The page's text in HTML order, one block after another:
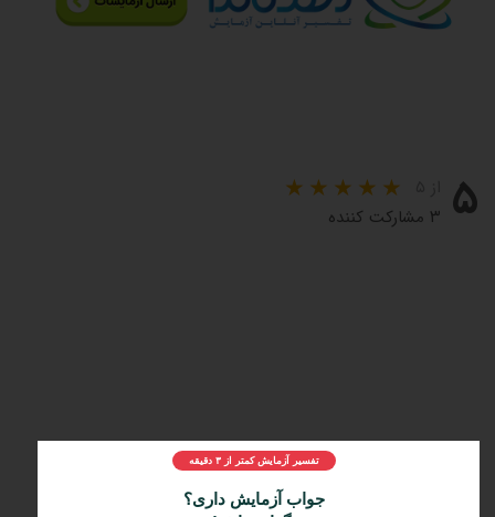
۵ ۳ مشارکت کننده
مراحل و چرایی دریافت تفسیر دکتر لاندا
ثبت درخواست
تفسیر آزمایش کمتر از ۳ دقیقه
جواب آزمایش داری؟